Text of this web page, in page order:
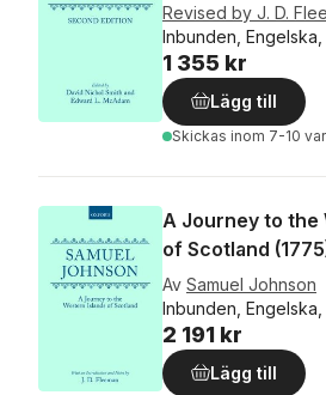
Revised by J. D.
Inbunden, Engelska,
1 355 kr
Lägg till
Skickas inom 7-10
A Journey to the
of Scotland
Av Samuel Johnson
Inbunden, Engelska,
2 191 kr
Lägg till